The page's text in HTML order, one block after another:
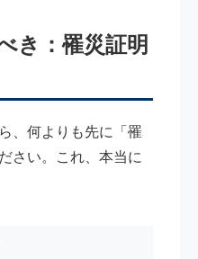
き：罹災証明
、何よりも先に「罹
さい。これ、本当に